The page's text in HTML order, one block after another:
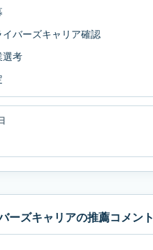
イバーズキャリア確認
選考
ーズキャリアの推薦コメント